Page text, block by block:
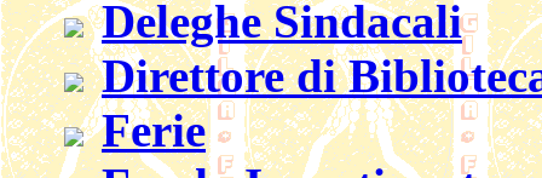
Deleghe Sindacali
Direttore di
Ferie